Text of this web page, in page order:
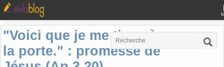
"Voici que je me tiens à
la porte." : promesse de